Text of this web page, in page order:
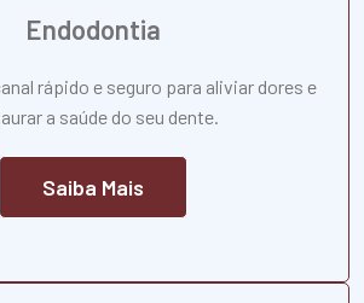
Endodontia
rápido e seguro para aliviar dores e
a saúde do seu dente.
Saiba Mais